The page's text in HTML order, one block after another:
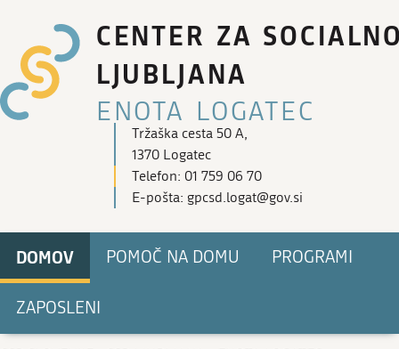
CENTER ZA
LJUBLJANA
ENOTA LOGATEC
Tržaška cesta 50 A,
1370 Logatec
Telefon: 01 759 06 70
E-pošta: gpcsd.logat@gov.si
DOMOV POMOČ NA DOMU PROGRAMI
ZAPOSLENI